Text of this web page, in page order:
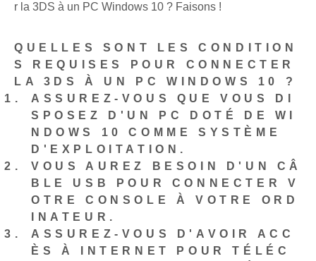
r la 3DS à un PC Windows 10 ? ⁢Faisons⁤ !
QUELLES SONT LES CONDITION
S REQUISES POUR CONNECTER
LA 3DS À UN PC WINDOWS 10 ?
ASSUREZ-VOUS QUE VOUS DI
SPOSEZ D'UN PC DOTÉ DE WI
NDOWS 10 COMME SYSTÈME
D'EXPLOITATION.
VOUS AUREZ BESOIN D'UN CÂ
BLE USB POUR CONNECTER V
OTRE CONSOLE À VOTRE ORD
INATEUR.
ASSUREZ-VOUS D'AVOIR ACC
ÈS À INTERNET POUR TÉLÉC